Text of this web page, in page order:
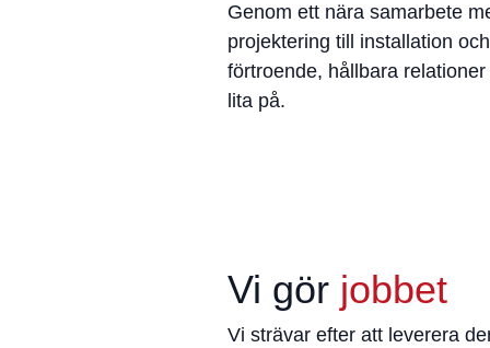
Genom ett nära samarbete
projektering till installation
förtroende, hållbara
lita på.
Vi gör jobbet
Vi strävar efter att leverera